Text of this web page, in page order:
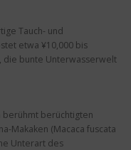
Tauch- und
etwa ¥10,000 bis
die bunte Unterwasserwelt
berühmt berüchtigten
Makaken (Macaca fuscata
Unterart des